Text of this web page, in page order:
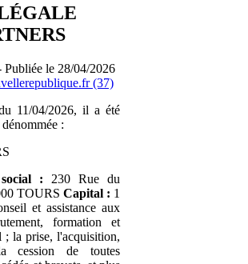
le 28/04/2026
(37)
11/04/2026, il a été
:
: 230 Rue du
TOURS Capital : 1
et assistance aux
formation et
; la prise, l'acquisition,
cession de toutes